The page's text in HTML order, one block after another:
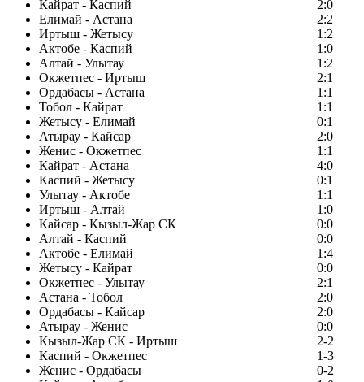
Кайрат - Каспий
2:0
Елимай - Астана
2:2
Иртыш - Жетысу
1:2
Актобе - Каспий
1:0
Алтай - Улытау
1:2
Окжетпес - Иртыш
2:1
Ордабасы - Астана
1:1
Тобол - Кайрат
1:1
Жетысу - Елимай
0:1
Атырау - Кайсар
2:0
Женис - Окжетпес
1:1
Кайрат - Астана
4:0
Каспий - Жетысу
0:1
Улытау - Актобе
1:1
Иртыш - Алтай
1:0
Кайсар - Кызыл-Жар СК
0:0
Алтай - Каспий
0:0
Актобе - Елимай
1:4
Жетысу - Кайрат
0:0
Окжетпес - Улытау
2:1
Астана - Тобол
2:0
Ордабасы - Кайсар
2:0
Атырау - Женис
0:0
Кызыл-Жар СК - Иртыш
2-2
Каспий - Окжетпес
1-3
Женис - Ордабасы
0-2